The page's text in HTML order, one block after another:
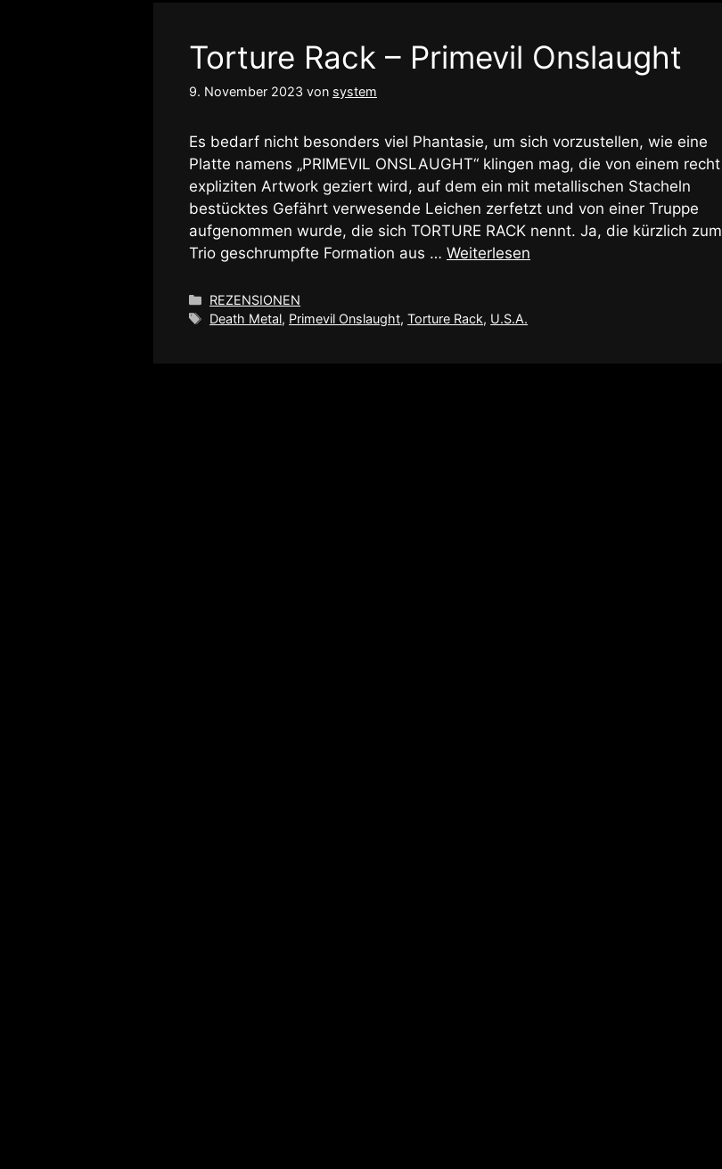
Torture Rack – Primevil Onslaught
9. November 2023 von system
Es bedarf nicht besonders viel Phantasie, um sich vorzustellen, wie eine
Platte namens „PRIMEVIL ONSLAUGHT“ klingen mag, die von einem recht
expliziten Artwork geziert wird, auf dem ein mit metallischen Stacheln
bestücktes Gefährt verwesende Leichen zerfetzt und von einer Truppe
aufgenommen wurde, die sich TORTURE RACK nennt. Ja, die kürzlich zum
Trio geschrumpfte Formation aus … Weiterlesen
Kategorien
REZENSIONEN
Schlagwörter
Death Metal, Primevil Onslaught,Torture Rack, U.S.A.